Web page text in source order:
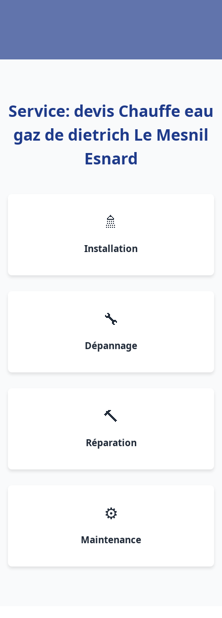
Service: devis Chauffe eau
gaz de dietrich Le Mesnil
Esnard
🚿
Installation
🔧
Dépannage
🔨
Réparation
⚙️
Maintenance